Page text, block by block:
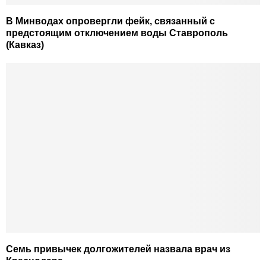
В Минводах опровергли фейк, связанный с
предстоящим отключением воды Ставрополь
(Кавказ)
Семь привычек долгожителей назвала врач из